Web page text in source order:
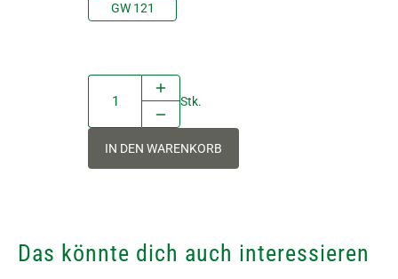
GW 121
Stk.
IN DEN WARENKORB
Das könnte dich auch interessieren